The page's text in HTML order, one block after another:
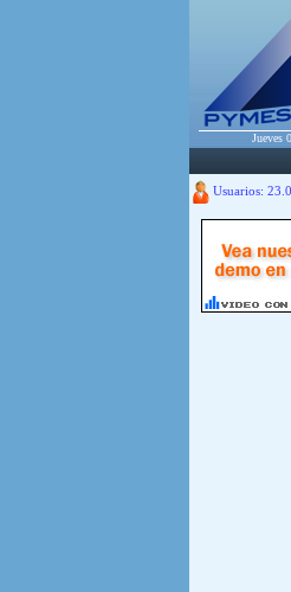
Jueves
Usuarios: